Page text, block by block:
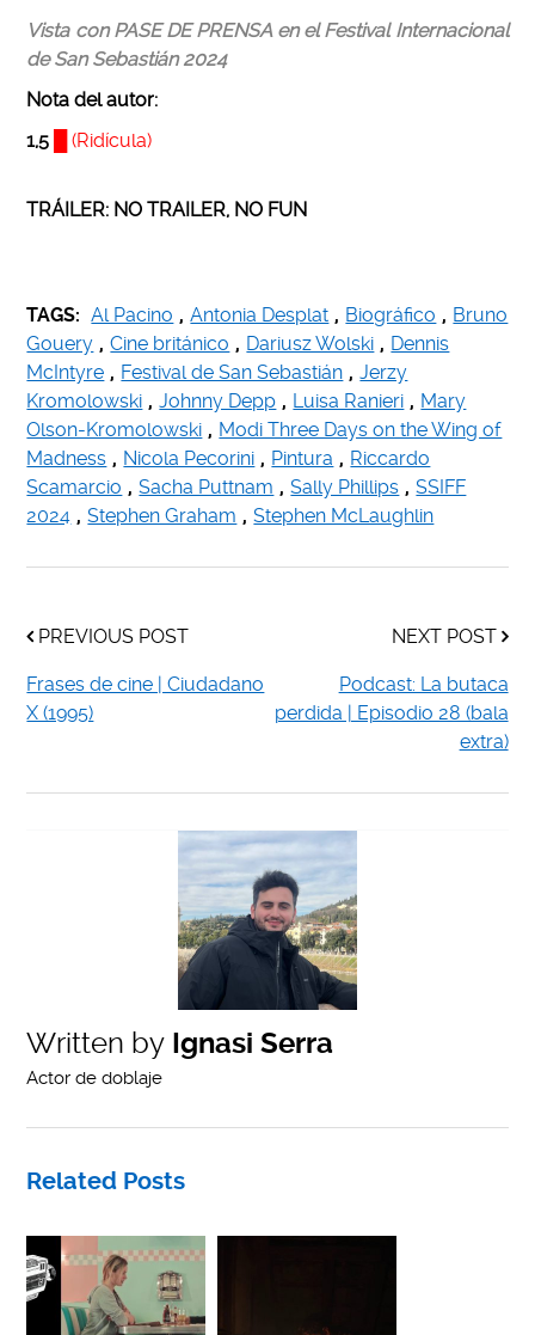
Vista con PASE DE PRENSA en el Festival Internacional
de San Sebastián 2024
Nota del autor:
1,5
(Ridícula)
TRÁILER: NO TRAILER, NO FUN
TAGS: Al Pacino , Antonia Desplat , Biográfico , Bruno
Gouery , Cine británico , Dariusz Wolski , Dennis
McIntyre , Festival de San Sebastián , Jerzy
Kromolowski , Johnny Depp , Luisa Ranieri , Mary
Olson-Kromolowski , Modi Three Days on the Wing of
Madness , Nicola Pecorini , Pintura , Riccardo
Scamarcio , Sacha Puttnam , Sally Phillips , SSIFF
2024 , Stephen Graham , Stephen McLaughlin
PREVIOUS POST
Frases de cine | Ciudadano
X (1995)
NEXT POST
Podcast: La butaca
perdida | Episodio 28 (bala
extra)
Written by Ignasi Serra
Actor de doblaje
Related Posts